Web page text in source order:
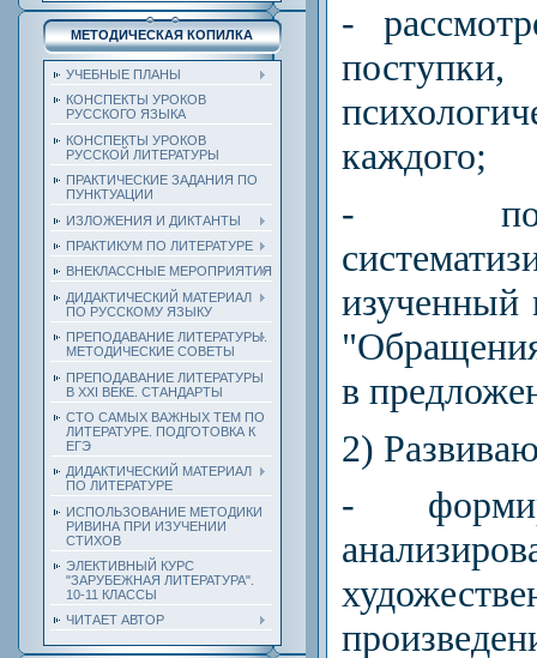
МЕТОДИЧЕСКАЯ КОПИЛКА
УЧЕБНЫЕ ПЛАНЫ
КОНСПЕКТЫ УРОКОВ
РУССКОГО ЯЗЫКА
КОНСПЕКТЫ УРОКОВ
РУССКОЙ ЛИТЕРАТУРЫ
ПРАКТИЧЕСКИЕ ЗАДАНИЯ ПО
ПУНКТУАЦИИ
ИЗЛОЖЕНИЯ И ДИКТАНТЫ
ПРАКТИКУМ ПО ЛИТЕРАТУРЕ
ВНЕКЛАССНЫЕ МЕРОПРИЯТИЯ
ДИДАКТИЧЕСКИЙ МАТЕРИАЛ
ПО РУССКОМУ ЯЗЫКУ
ПРЕПОДАВАНИЕ ЛИТЕРАТУРЫ.
МЕТОДИЧЕСКИЕ СОВЕТЫ
ПРЕПОДАВАНИЕ ЛИТЕРАТУРЫ
В XXI ВЕКЕ. СТАНДАРТЫ
СТО САМЫХ ВАЖНЫХ ТЕМ ПО
ЛИТЕРАТУРЕ. ПОДГОТОВКА К
ЕГЭ
ДИДАКТИЧЕСКИЙ МАТЕРИАЛ
ПО ЛИТЕРАТУРЕ
ИСПОЛЬЗОВАНИЕ МЕТОДИКИ
РИВИНА ПРИ ИЗУЧЕНИИ
СТИХОВ
ЭЛЕКТИВНЫЙ КУРС
"ЗАРУБЕЖНАЯ ЛИТЕРАТУРА".
10-11 КЛАССЫ
ЧИТАЕТ АВТОР
-
каждого;
-
изученный
в
2)
-